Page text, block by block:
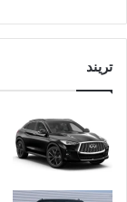
تريند